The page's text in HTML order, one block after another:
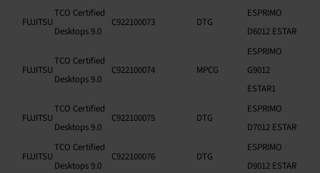
FUJITSU
TCO Certified
Desktops 9.0
C922100073 DTG
ESPRIMO
D6012 ESTAR
FUJITSU
TCO Certified
Desktops 9.0
C922100074 MPCG
ESPRIMO
G9012
ESTAR1
FUJITSU
TCO Certified
Desktops 9.0
C922100075 DTG
ESPRIMO
D7012 ESTAR
FUJITSU
TCO Certified
Desktops 9.0
C922100076 DTG
ESPRIMO
D9012 ESTAR